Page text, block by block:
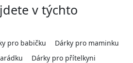
v týchto
pro babičku
Dárky pro maminku
Dárky pro přítelkyni